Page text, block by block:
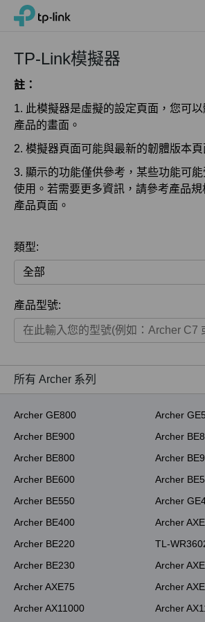
Click
bar
TP-Link, Reliably Smart
TP-Link模擬器
註：
1. 此模擬器是虛擬的設定頁面，您可
產品的畫面。
2. 模擬器頁面可能與最新的韌體版本頁
3. 顯示的功能僅供參考，某些功能可
使用。若需要更多資訊，請參考產品
產品頁面。
類型:
全部
家用產品
商用產品
ISP用產品
產品型號:
所有 Archer 系列
Archer GE800
Archer
Archer BE900
Archer
Archer BE800
Archer
Archer BE600
Archer
Archer BE550
Archer
Archer BE400
Archer
Archer BE220
TL-
Archer BE230
Archer
Archer AXE75
Archer
Archer AX11000
Archer